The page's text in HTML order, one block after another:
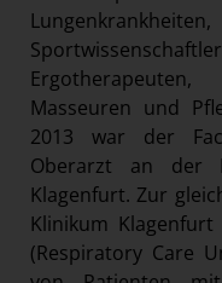
Masseuren und
2013 war der
Oberarzt an der
Klagenfurt. Zur
Klinikum
(Respiratory Care